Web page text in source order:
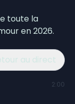
toute la
en 2026.
au direct
2:00